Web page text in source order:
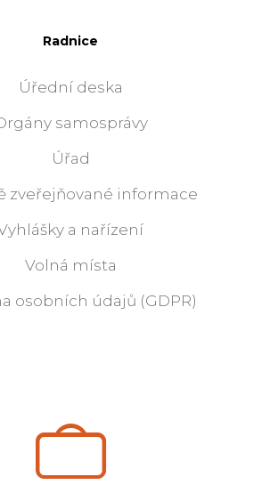
Radnice
Úřední deska
samosprávy
Úřad
zveřejňované informace
a nařízení
Volná místa
osobních údajů (GDPR)